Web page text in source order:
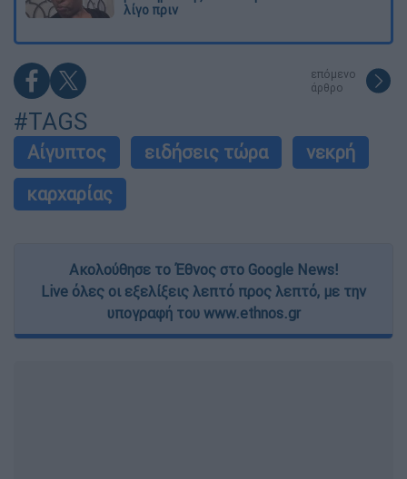
λίγο πριν
επόμενο
άρθρο
#TAGS
Αίγυπτος ειδήσεις τώρα
νεκρή
καρχαρίας
Ακολούθησε το Έθνος στο Google News!
Live όλες οι εξελίξεις λεπτό προς λεπτό, με την
υπογραφή του www.ethnos.gr